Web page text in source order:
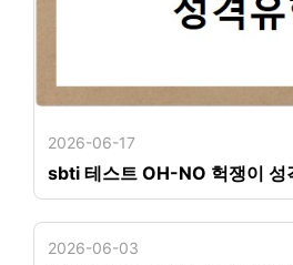
2026-06-17
sbti 테스트 OH-NO 헉쟁이 성
2026-06-03